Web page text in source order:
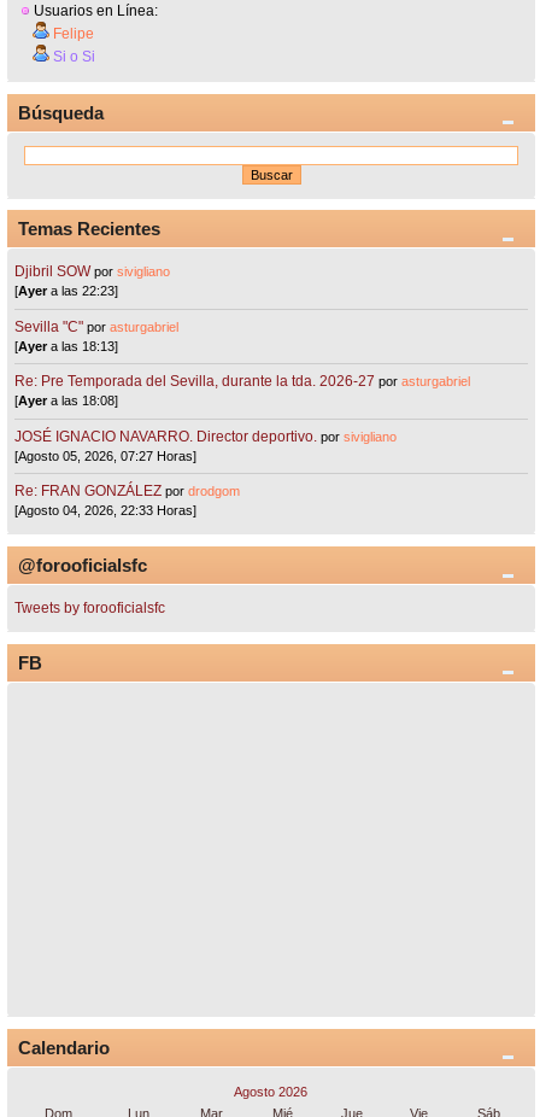
Usuarios en Línea:
Felipe
Si o Si
Búsqueda
Temas Recientes
Djibril SOW porsivigliano
[Ayera las 22:23]
Sevilla "C"porasturgabriel
[Ayera las 18:13]
Re: Pre Temporada del Sevilla, durante la tda. 2026-27 porasturgabriel
[Ayera las 18:08]
JOSÉ IGNACIO NAVARRO. Director deportivo. porsivigliano
[Agosto 05, 2026, 07:27 Horas]
Re: FRAN GONZÁLEZ pordrodgom
[Agosto 04, 2026, 22:33 Horas]
@forooficialsfc
Tweets by forooficialsfc
FB
Calendario
Agosto 2026
Dom
Lun Mar Mié Jue Vie Sáb